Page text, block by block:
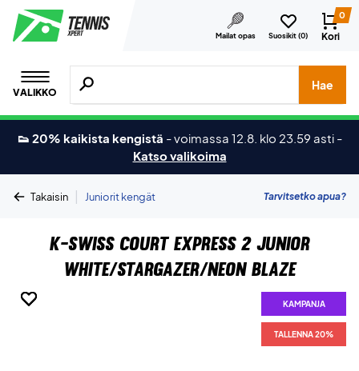
Mailat opas Suosikit (0)
0
Kori
VALIKKO
Hae tuotteita, merkkejä jne.
Hae
👟 20% kaikista kengistä -voimassa 12.8. klo 23.59 asti -
Katso valikoima
Takaisin | Juniorit kengät Tarvitsetko apua?
K-Swiss Court Express 2 Junior
White/Stargazer/Neon Blaze
KAMPANJA
TALLENNA 20%
KAMPANJA
TALLENNA 20%
KAMPANJA
TALLENNA 20%
KAMPANJA
TALLENNA 20%
KAMPANJA
TALLENNA 20%
KAMPANJA
TALLENNA 20%